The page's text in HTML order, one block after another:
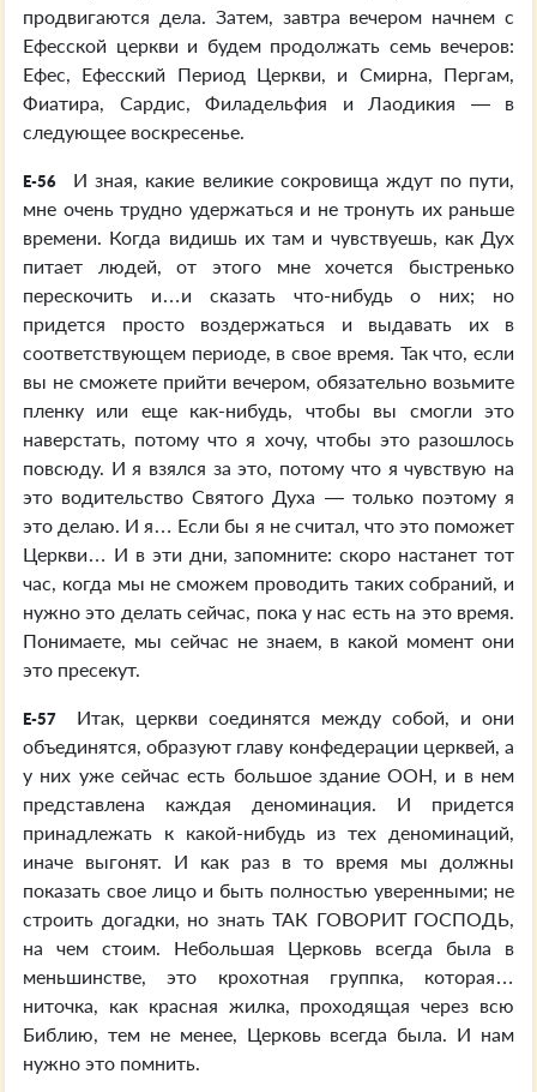
продвигаются дела. Затем, завтра вечером начнем с
Ефесской церкви и будем продолжать семь вечеров:
Ефес, Ефесский Период Церкви, и Смирна, Пергам,
Фиатира, Сардис, Филадельфия и Лаодикия — в
следующее воскресенье.
E-56
И зная, какие великие сокровища ждут по пути,
мне очень трудно удержаться и не тронуть их раньше
времени. Когда видишь их там и чувствуешь, как Дух
питает людей, от этого мне хочется быстренько
перескочить и…и сказать что-нибудь о них; но
придется просто воздержаться и выдавать их в
соответствующем периоде, в свое время. Так что, если
вы не сможете прийти вечером, обязательно возьмите
пленку или еще как-нибудь, чтобы вы смогли это
наверстать, потому что я хочу, чтобы это разошлось
повсюду. И я взялся за это, потому что я чувствую на
это водительство Святого Духа — только поэтому я
это делаю. И я… Если бы я не считал, что это поможет
Церкви… И в эти дни, запомните: скоро настанет тот
час, когда мы не сможем проводить таких собраний, и
нужно это делать сейчас, пока у нас есть на это время.
Понимаете, мы сейчас не знаем, в какой момент они
это пресекут.
E-57
Итак, церкви соединятся между собой, и они
объединятся, образуют главу конфедерации церквей, а
у них уже сейчас есть большое здание ООН, и в нем
представлена каждая деноминация. И придется
принадлежать к какой-нибудь из тех деноминаций,
иначе выгонят. И как раз в то время мы должны
показать свое лицо и быть полностью уверенными; не
строить догадки, но знать ТАК ГОВОРИТ ГОСПОДЬ,
на чем стоим. Небольшая Церковь всегда была в
меньшинстве, это крохотная группка, которая…
ниточка, как красная жилка, проходящая через всю
Библию, тем не менее, Церковь всегда была. И нам
нужно это помнить.